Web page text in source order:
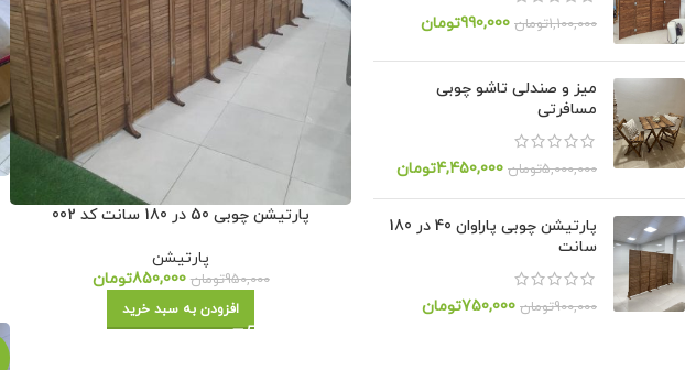
1,100,000تومان 990,000تومان
میز و صندلی تاشو چوبی
مسافرتی
5,000,000تومان 4,450,000تومان
پارتیشن چوبی پاراوان 40 در 180
سانت
900,000تومان 750,000تومان
پارتیشن چوبی 50 در 180 سانت کد 002
پارتیشن
950,000تومان 850,000تومان
افزودن به سبد خرید